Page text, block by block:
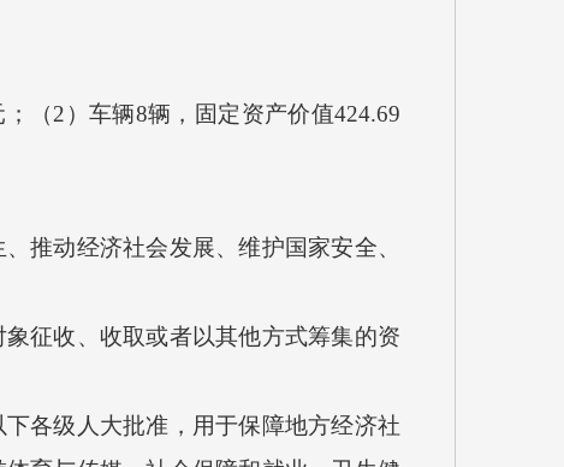
（2）车辆8辆，固定资产价值424.69
动经济社会发展、维护国家安全、
征收、收取或者以其他方式筹集的资
各级人大批准，用于保障地方经济社